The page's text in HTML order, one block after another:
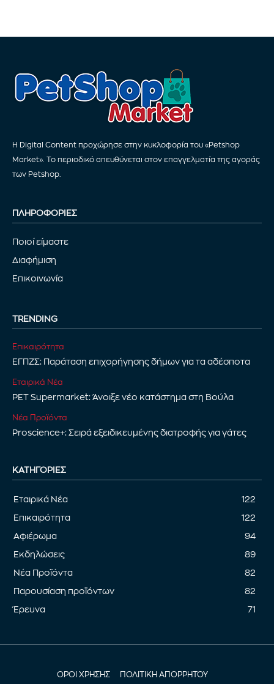
Η Digital Content προχώρησε στην κυκλοφορία του «Petshop
Market». Το περιοδικό απευθύνεται στον επαγγελματία της αγοράς
των Petshop.
ΠΛΗΡΟΦΟΡΙΕΣ
Ποιοί είμαστε
Διαφήμιση
Επικοινωνία
TRENDING
Επικαιρότητα
ΕΓΠΖΣ: Παράταση επιχορήγησης δήμων για τα αδέσποτα
Εταιρικά Νέα
PET Supermarket: Άνοιξε νέο κατάστημα στη Βούλα
Νέα Προϊόντα
Proscience+: Σειρά εξειδικευμένης διατροφής για γάτες
ΚΑΤΗΓΟΡΊΕΣ
Εταιρικά Νέα 122
Επικαιρότητα 122
Αφιέρωμα 94
Εκδηλώσεις 89
Νέα Προϊόντα 82
Παρουσίαση προϊόντων 82
Έρευνα 71
ΟΡΟΙ ΧΡΗΣΗΣ ΠΟΛΙΤΙΚΗ ΑΠΟΡΡΗΤΟΥ